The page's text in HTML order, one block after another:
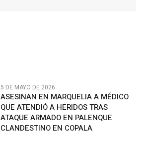
5 DE MAYO DE 2026
ASESINAN EN MARQUELIA A MÉDICO
QUE ATENDIÓ A HERIDOS TRAS
ATAQUE ARMADO EN PALENQUE
CLANDESTINO EN COPALA